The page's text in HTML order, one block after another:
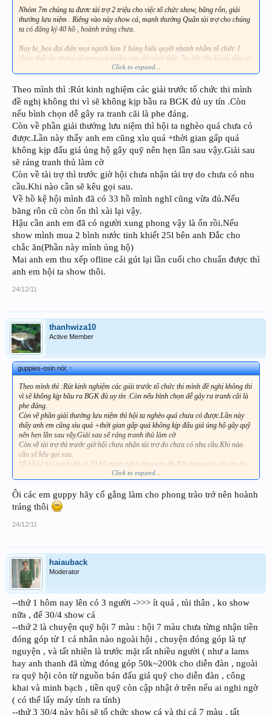
Nhóm 7m chúng ta đươc tài trợ 2 triệu cho việc tổ chức show, băng rôn, giải
thưởng lưu niệm . Riêng vào này show cá, mạnh thường Quân tài trợ cho chúng
ta có đăng ký 40 hồ , hoành tráng chưa.
Nay hi_box đại diện mọi người làm 1 bảng biểu quyết nhanh nhằm tổ chức 1
show thật ấn tượng và trọn vẹn nhằm vực dậy tinh thần 7m bấy lâu bị vùi dập và
Anh em hãy nhiệt tình và nhiệt huyết để chúng ta có 1 sân chơi lành mạnh
nhé
1. Ngày show cá là ngày nào?
2. Ai tình nguyện ráp kệ và rửa hổ chuẩn bị cho show
3. Ai tình nguyện tháo dở kệ sau khi off
4. Danh sách đăng ký show cá.
5. Danh sách đăng ký đấu giá
6. Phần thưởng là gì? ai sẽ lo đặt phần thưởng
7. Băng rôn ai lo? hình ảnh ra sao, hay dùng băng rôn cũ ?
Click to expand...
Theo mình thì :Rút kinh nghiệm các giải trước tổ chức thi mình
đề nghị không thi vì sẽ không kịp bầu ra BGK đủ uy tín .Còn
nếu bình chọn dễ gây ra tranh cãi là phe đảng.
Còn về phần giải thưởng lưu niệm thì hội ta nghèo quá chưa có
được.Lần này thấy anh em cũng xìu quá +thời gian gấp quá
không kịp đấu giá ủng hộ gây quỹ nên hẹn lần sau vậy.Giải sau
sẽ ráng tranh thủ làm cờ
Còn về tài trợ thì trước giờ hội chưa nhận tài trợ do chưa có nhu
cầu.Khi nào cần sẽ kêu gọi sau.
Về hồ kệ hội mình đã có 33 hồ mình nghĩ cũng vừa đủ.Nếu
băng rôn cũ còn ổn thì xài lại vậy.
Hậu cần anh em đã có người xung phong vậy là ổn rồi.Nếu
show mình mua 2 bình nước tinh khiết 25l bên anh Đắc cho
chắc ăn(Phần này mình ủng hộ)
Mai anh em thu xếp ofline cái gút lại lần cuối cho chuẩn được thì
anh em hội ta show thôi.
24/12/11
thanhwiza10
Active Member
guppies-osin nói:↑
Theo mình thì :Rút kinh nghiệm các giải trước tổ chức thi mình đề nghị không thi
vì sẽ không kịp bầu ra BGK đủ uy tín .Còn nếu bình chọn dễ gây ra tranh cãi là
phe đảng.
Còn về phần giải thưởng lưu niệm thì hội ta nghèo quá chưa có được.Lần này
thấy anh em cũng xìu quá +thời gian gấp quá không kịp đấu giá ủng hộ gây quỹ
nên hẹn lần sau vậy.Giải sau sẽ ráng tranh thủ làm cờ
Còn về tài trợ thì trước giờ hội chưa nhận tài trợ do chưa có nhu cầu.Khi nào
cần sẽ kêu gọi sau.
Về hồ kệ hội mình đã có 33 hồ mình nghĩ cũng vừa đủ.Nếu băng rôn cũ còn ổn
bình nước tinh khiết 25l bên anh Đắc cho chắc ăn(Phần này mình ủng hộ)
Mai anh em thu xếp ofline cái gút lại lần cuối cho chuẩn được thì anh em hội ta
show thôi.
Click to expand...
Ôi các em guppy hãy cố gắng làm cho phong trào trở nên hoành
tráng thôi
24/12/11
haiauback
Moderator
--thứ 1 hôm nay lên có 3 người ->>> ít quá , tủi thân , ko show
nữa , để 30/4 show cá
--thứ 2 là chuyện quỹ hội 7 màu : hội 7 màu chưa từng nhận tiền
đóng góp từ 1 cá nhân nào ngoài hội , chuyện đóng góp là tự
nguyện , và tất nhiên là trước mặt rất nhiều người ( như a lams
hay anh thanh đã từng đóng góp 50k~200k cho diễn đàn , ngoài
ra quỹ hội còn từ nguồn bán đấu giá quỹ cho diễn đàn , công
khai và minh bạch , tiền quỹ còn cập nhật ở trên nếu ai nghi ngờ
( có thể lấy máy tính ra tính)
--thứ 3 30/4 này hội sẽ tổ chức show cá và thi cá 7 màu , tất